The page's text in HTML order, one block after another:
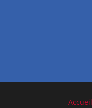
Accueil